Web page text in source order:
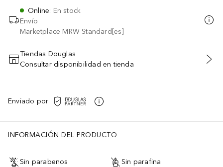
Online: En stock
Envío
Marketplace MRW Standard[es]
AÑADIR AL CARRITO
Tiendas Douglas
Consultar disponibilidad en tienda
Enviado por
INFORMACIÓN DEL PRODUCTO
Sin parabenos Sin parafina